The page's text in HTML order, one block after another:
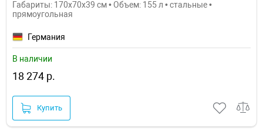
Габариты: 170x70x39 см • Объем: 155 л • стальные •
прямоугольная
Германия
В наличии
18 274 р.
Купить